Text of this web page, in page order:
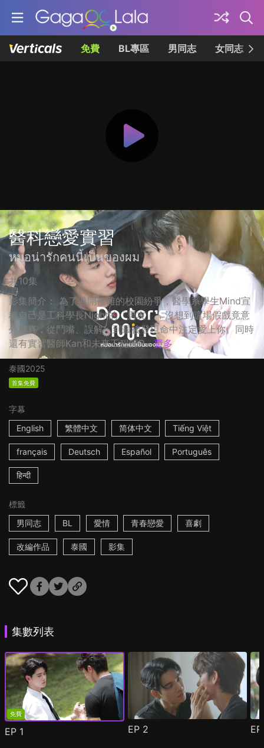
免費 BL專區 男同志 女同志
醫科戀愛實習
หมอน่ารักคนนี้เป็นของผม
共10集
影集簡介： 為了避開複雜的校園紛爭，醫學系學生Mind宣
稱自己是工科學長Night的「男友」，沒想到這場假戲竟意
外成真，從鬥嘴、誤解，到最後發現命中注定愛上你。同時
還有實習醫師Kan和未來工程師P... 更多
泰國2025
首集免費
字幕
English
繁體中文 简体中文 Tiếng Việt
français Deutsch Español Português
हिन्दी
標籤
男同志
BL 愛情 青春戀愛 喜劇
改編作品 泰國 影集
集數列表
免費
EP 1 EP 2